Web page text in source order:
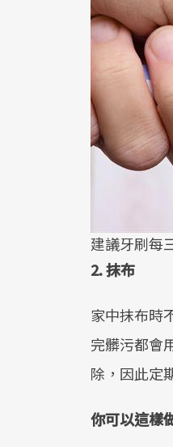
建議牙刷每
2. 抹布
家中抹布時
完髒污都會
除，因此定
你可以這樣